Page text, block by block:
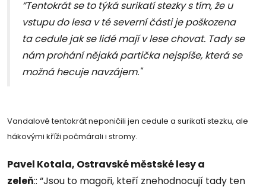
“Tentokrát se to týká surikatí stezky s tím, že u
vstupu do lesa v té severní části je poškozena
ta cedule jak se lidé mají v lese chovat. Tady se
nám prohání nějaká partička nejspíše, která se
možná hecuje navzájem."
Vandalové tentokrát neponičili jen cedule a surikatí stezku, ale
hákovými kříži počmárali i stromy.
Pavel Kotala, Ostravské městské lesy a
zeleň:: “Jsou to magoři, kteří znehodnocují tady ten